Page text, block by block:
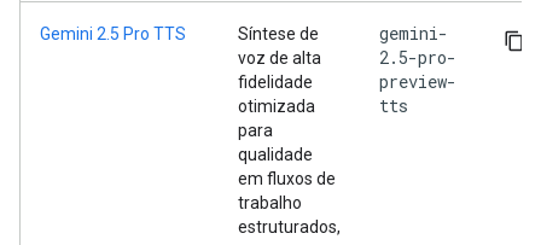
Gemini 2.5 Pro TTS
Síntese de
voz de alta
fidelidade
otimizada
para
qualidade
em fluxos de
trabalho
estruturados,
gemini-
2.5-pro-
preview-
tts